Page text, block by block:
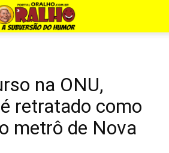
na ONU,
retratado como
metrô de Nova